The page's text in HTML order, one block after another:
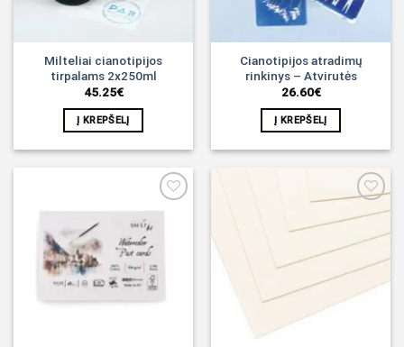
Milteliai cianotipijos
tirpalams 2x250ml
45.25€
Į KREPŠELĮ
Cianotipijos atradimų
rinkinys – Atvirutės
26.60€
Į KREPŠELĮ
Noriu!